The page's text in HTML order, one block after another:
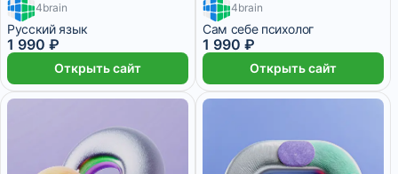
4brain
Русский язык
1 990 ₽
Открыть сайт
4brain
Сам себе психолог
1 990 ₽
Открыть сайт